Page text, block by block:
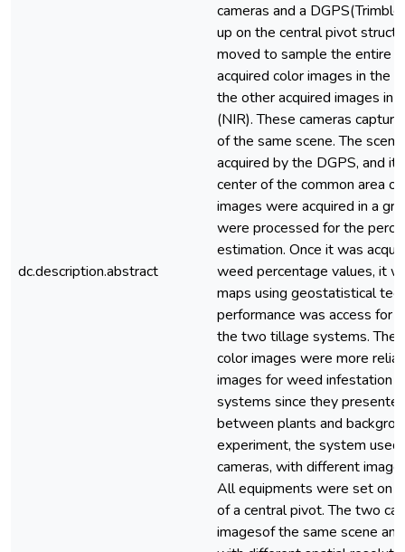
dc.description.abstract
cameras and a
up on the central pivot
moved to sample the entire
acquired color images in the
the other acquired images in
(NIR). These cameras
of the same scene. The
acquired by the DGPS, and
center of the common area
images were acquired in a
were processed for the
estimation. Once it was
weed percentage values, it
maps using geostatistical
performance was access for
the two tillage systems. The
color images were more
images for weed infestation
systems since they
between plants and
experiment, the system
cameras, with different
All equipments were set on
of a central pivot. The two
imagesof the same scene